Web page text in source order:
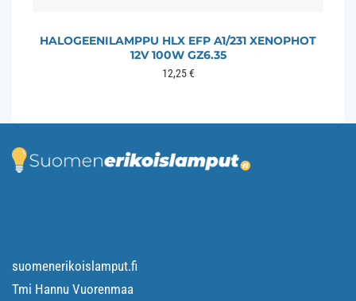
HALOGEENILAMPPU HLX EFP A1/231 XENOPHOT
12V 100W GZ6.35
12,25€
suomenerikoislamput.fi
Tmi Hannu Vuorenmaa